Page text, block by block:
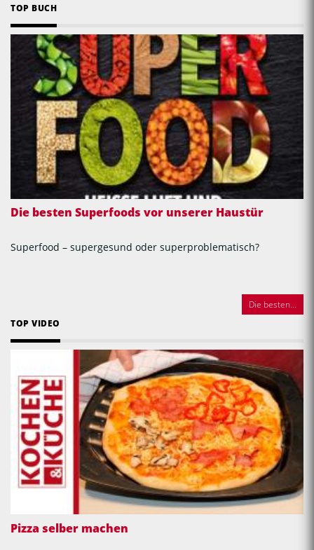
TOP BUCH
Die besten Superfoods vor unserer Haustür
Superfood – supergesund oder superproblematisch?
Die besten...
TOP VIDEO
Pizza selber machen